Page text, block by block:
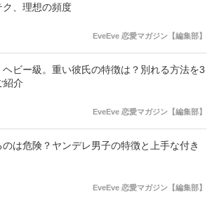
ク、理想の頻度
EveEve 恋愛マガジン【編集部】
ヘビー級。重い彼氏の特徴は？別れる方法を3
紹介
EveEve 恋愛マガジン【編集部】
は危険？ヤンデレ男子の特徴と上手な付き
EveEve 恋愛マガジン【編集部】